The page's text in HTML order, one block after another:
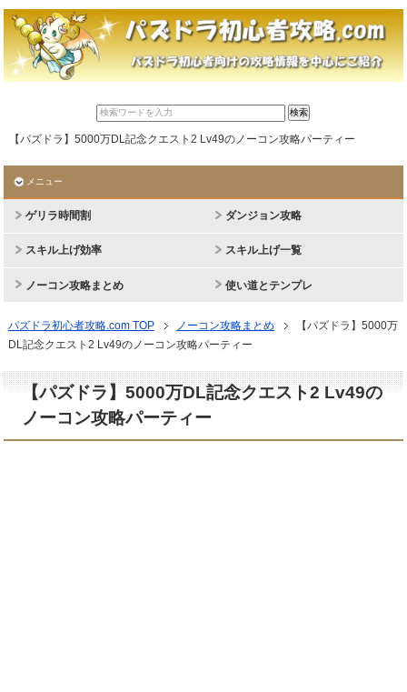
【パズドラ】5000万DL記念クエスト2 Lv49のノーコン攻略パーティー
メニュー
ゲリラ時間割 ダンジョン攻略
スキル上げ効率 スキル上げ一覧
ノーコン攻略まとめ 使い道とテンプレ
パズドラ初心者攻略.com TOP ノーコン攻略まとめ
【パズドラ】5000万
DL記念クエスト2 Lv49のノーコン攻略パーティー
【パズドラ】5000万DL記念クエスト2 Lv49の
ノーコン攻略パーティー